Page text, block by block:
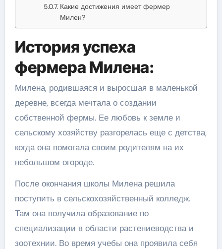
Какие достижения имеет фермер
Милен?
История успеха
фермера Милена:
Милена, родившаяся и выросшая в маленькой
деревне, всегда мечтала о создании
собственной фермы. Ее любовь к земле и
сельскому хозяйству разгорелась еще с детства,
когда она помогала своим родителям на их
небольшом огороде.
После окончания школы Милена решила
поступить в сельскохозяйственный колледж.
Там она получила образование по
специализации в области растениеводства и
зоотехнии. Во время учебы она проявила себя